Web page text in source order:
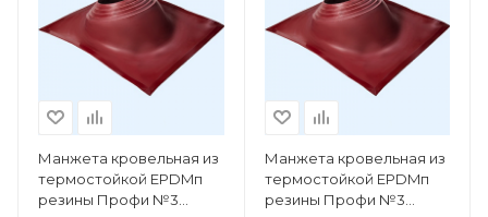
Манжета кровельная из
термостойкой EPDMп
резины Профи №3
Манжета кровельная из
термостойкой EPDMп
резины Профи №3